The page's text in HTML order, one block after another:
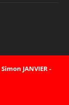
Simon JANVIER -